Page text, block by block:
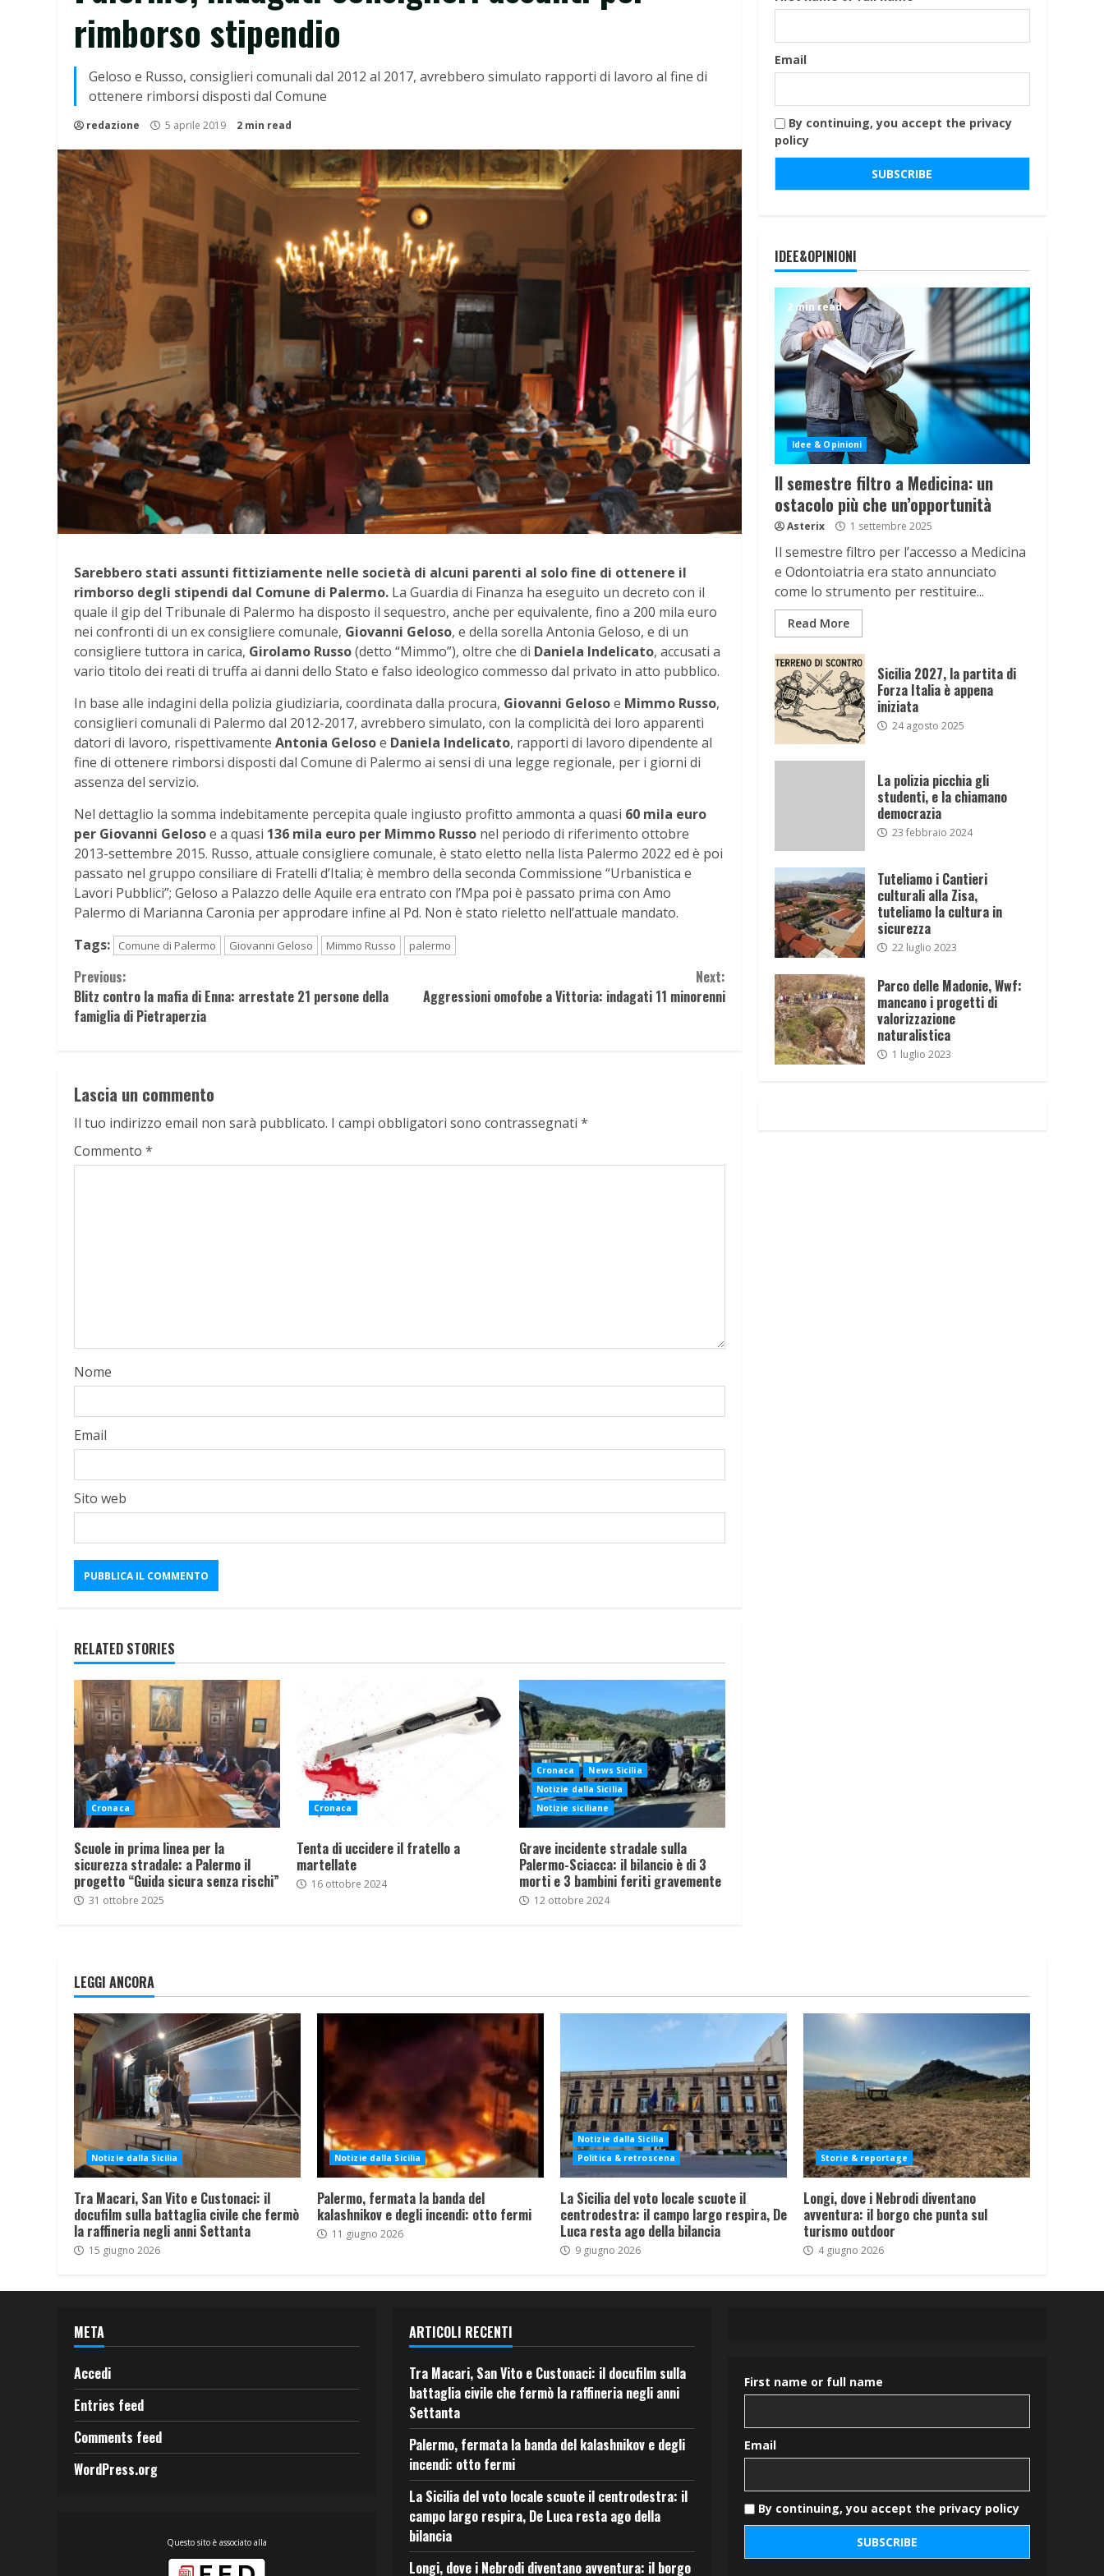
rimborso stipendio
Geloso e Russo, consiglieri comunali dal 2012 al 2017, avrebbero simulato rapporti di lavoro al fine di
ottenere rimborsi disposti dal Comune
redazione 5 aprile 2019 2 min read
Sarebbero stati assunti fittiziamente nelle società di alcuni parenti al solo fine di ottenere il
rimborso degli stipendi dal Comune di Palermo. La Guardia di Finanza ha eseguito un decreto con il
quale il gip del Tribunale di Palermo ha disposto il sequestro, anche per equivalente, fino a 200 mila euro
nei confronti di un ex consigliere comunale, Giovanni Geloso, e della sorella Antonia Geloso, e di un
consigliere tuttora in carica, Girolamo Russo(detto “Mimmo”), oltre che di Daniela Indelicato, accusati a
vario titolo dei reati di truffa ai danni dello Stato e falso ideologico commesso dal privato in atto pubblico.
In base alle indagini della polizia giudiziaria, coordinata dalla procura, Giovanni Gelosoe Mimmo Russo,
consiglieri comunali di Palermo dal 2012-2017, avrebbero simulato, con la complicità dei loro apparenti
datori di lavoro, rispettivamente Antonia Gelosoe Daniela Indelicato, rapporti di lavoro dipendente al
fine di ottenere rimborsi disposti dal Comune di Palermo ai sensi di una legge regionale, per i giorni di
assenza del servizio.
Nel dettaglio la somma indebitamente percepita quale ingiusto profitto ammonta a quasi 60 mila euro
per Giovanni Gelosoe a quasi 136 mila euro per Mimmo Russo nel periodo di riferimento ottobre
2013-settembre 2015. Russo, attuale consigliere comunale, è stato eletto nella lista Palermo 2022 ed è poi
passato nel gruppo consiliare di Fratelli d’Italia; è membro della seconda Commissione “Urbanistica e
Lavori Pubblici”; Geloso a Palazzo delle Aquile era entrato con l’Mpa poi è passato prima con Amo
Palermo di Marianna Caronia per approdare infine al Pd. Non è stato rieletto nell’attuale mandato.
Tags:
Comune di Palermo Giovanni Geloso Mimmo Russo palermo
Continue
Reading
Previous:
Blitz contro la mafia di Enna: arrestate 21 persone della
famiglia di Pietraperzia
Next:
Aggressioni omofobe a Vittoria: indagati 11 minorenni
Lascia un commento
Il tuo indirizzo email non sarà pubblicato. I campi obbligatori sono contrassegnati *
Commento *
Nome
Email
Sito web
RELATED STORIES
Cronaca
Scuole in prima linea per la
sicurezza stradale: a Palermo il
progetto “Guida sicura senza rischi”
31 ottobre 2025
Cronaca
Tenta di uccidere il fratello a
martellate
16 ottobre 2024
Cronaca
News Sicilia
Notizie dalla Sicilia
Notizie siciliane
Grave incidente stradale sulla
Palermo-Sciacca: il bilancio è di 3
morti e 3 bambini feriti gravemente
12 ottobre 2024
Email
By continuing, you accept the privacy
policy
IDEE&OPINIONI
2 min read
Idee & Opinioni
Il semestre filtro a Medicina: un
ostacolo più che un’opportunità
Asterix 1 settembre 2025
Il semestre filtro per l’accesso a Medicina
e Odontoiatria era stato annunciato
come lo strumento per restituire...
Read More
Sicilia 2027, la partita di
Forza Italia è appena
iniziata
24 agosto 2025
La polizia picchia gli
studenti, e la chiamano
democrazia
23 febbraio 2024
Tuteliamo i Cantieri
culturali alla Zisa,
tuteliamo la cultura in
sicurezza
22 luglio 2023
Parco delle Madonie, Wwf:
mancano i progetti di
valorizzazione
naturalistica
1 luglio 2023
LEGGI ANCORA
Notizie dalla Sicilia
Tra Macari, San Vito e Custonaci: il
docufilm sulla battaglia civile che fermò
la raffineria negli anni Settanta
15 giugno 2026
Notizie dalla Sicilia
Palermo, fermata la banda del
kalashnikov e degli incendi: otto fermi
11 giugno 2026
Notizie dalla Sicilia
Politica & retroscena
La Sicilia del voto locale scuote il
centrodestra: il campo largo respira, De
Luca resta ago della bilancia
9 giugno 2026
Storie & reportage
Longi, dove i Nebrodi diventano
avventura: il borgo che punta sul
turismo outdoor
4 giugno 2026
META
Accedi
Entries feed
Comments feed
WordPress.org
Questo sito è associato alla
ARTICOLI RECENTI
Tra Macari, San Vito e Custonaci: il docufilm sulla
battaglia civile che fermò la raffineria negli anni
Settanta
Palermo, fermata la banda del kalashnikov e degli
incendi: otto fermi
La Sicilia del voto locale scuote il centrodestra: il
campo largo respira, De Luca resta ago della
bilancia
Longi, dove i Nebrodi diventano avventura: il borgo
First name or full name
Email
By continuing, you accept the privacy policy